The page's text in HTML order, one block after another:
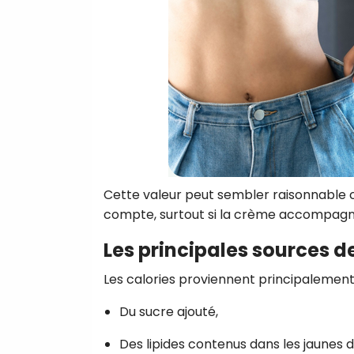
Cette valeur peut sembler raisonnable
compte, surtout si la crème
Les principales sources
Les calories proviennent
Du sucre ajouté,
Des lipides contenus dans les